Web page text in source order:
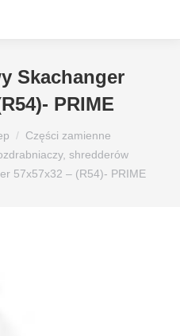
Skachanger
PRIME
Części zamienne
shredderów
57x57x32 – (R54)- PRIME